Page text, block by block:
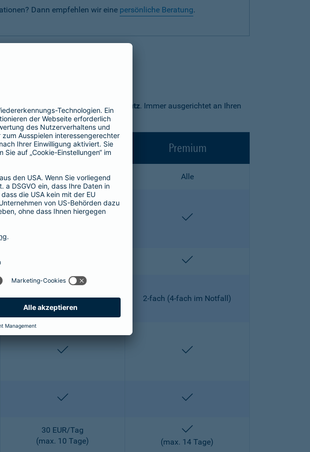
Dann empfehlen wir eine persönliche Beratung.
Basis-, Top- oder Premium-Schutz. Immer ausgerichtet an Ihren
Top Premium
Alle Alle
enthalten enthalten
enthalten
2-fach 2-fach (4-fach im Notfall)
enthalten enthalten
enthalten enthalten
30 EUR/Tag
(max. 10 Tage)
enthalten
(max. 14 Tage)